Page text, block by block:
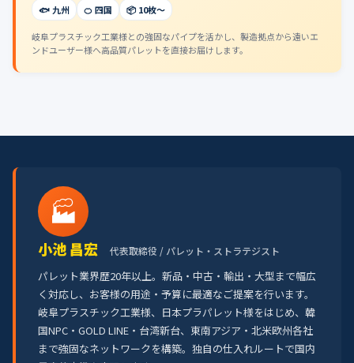
🐟 九州 🍊 四国 📦 10枚〜
岐阜プラスチック工業様との強固なパイプを活かし、製造拠点から遠いエ
ンドユーザー様へ高品質パレットを直接お届けします。
🏭
小池 昌宏 代表取締役 / パレット・ストラテジスト
パレット業界歴20年以上。新品・中古・輸出・大型まで幅広
く対応し、お客様の用途・予算に最適なご提案を行います。
岐阜プラスチック工業様、日本プラパレット様をはじめ、韓
国NPC・GOLD LINE・台湾新台、東南アジア・北米欧州各社
まで強固なネットワークを構築。独自の仕入れルートで国内